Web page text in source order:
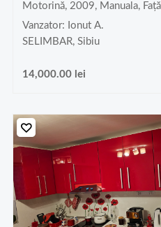
Motorină, 2009, Manuala,
Vanzator: Ionut A.
SELIMBAR, Sibiu
14,000.00 lei